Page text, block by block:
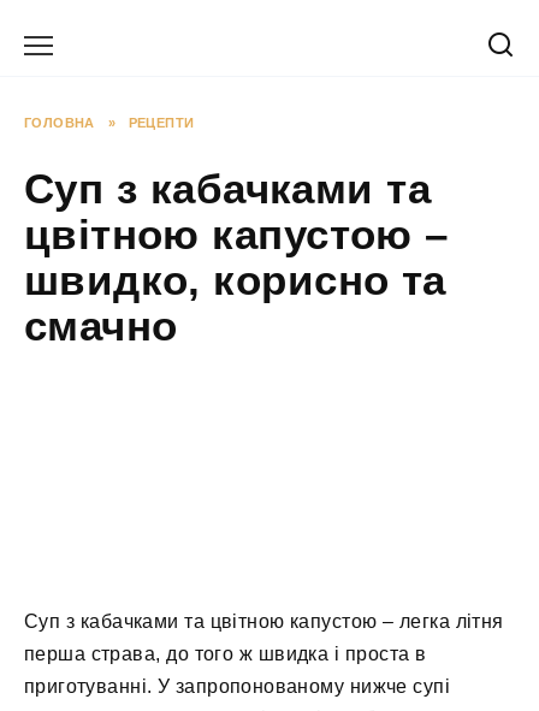
ГОЛОВНА » РЕЦЕПТИ
Суп з кабачками та
цвітною капустою –
швидко, корисно та
смачно
Суп з кабачками та цвітною капустою – легка літня
перша страва, до того ж швидка і проста в
приготуванні. У запропонованому нижче супі